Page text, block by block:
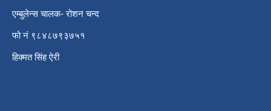
एम्बुलेन्स चालक- रोशन चन्द
फो नं ९८४८७९३७५१
हिक्मत सिंह ऐरी